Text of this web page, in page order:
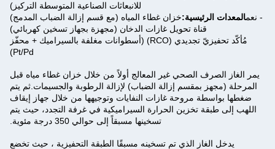
للانبعاثات الصناعية المتوسطة التركيز)
- نعمالمعدات الرئيسية:خزان غطاء المياه (مع قسم إزالة الضباب المدمج)
قناة تحويل غازات الدخان (مجهزة بجهاز تسخين كهربائي)
مُأكّد تحفيزيّ تجديدي (RCO) (أسطوانات مغلفة بالسيراميك + محفّز
Pt/Pd)
يمر الغاز الصرف الصحي غير المعالج أولاً من خلال خزان غطاء مياه قبل
المرحلة (مجهز بمقسم إزالة الضباب) لإزالة الرطوبة والجسيمات.ثم يتم
ضغطها بواسطة مروحة غازات النفايات وتوجيهها من خلال جهاز إيقاف
اللهب إلى طبقة تخزين الحرارة السيراميكية في غرفة التجدد، حيث يتم
تسخينها مسبقاً إلى حوالي 350 درجة مئوية.
يدخل الغاز الذي تم تسخينه مسبقًا الطبقة التحفيزية ، حيث تخضع